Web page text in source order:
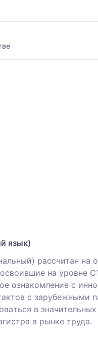
язык)
рассчитан
на уровне
ознaкомление с
с
в
в рынке трудa.